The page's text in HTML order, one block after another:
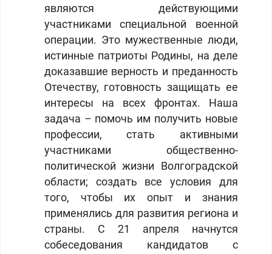
являются действующими
участниками специальной военной
операции. Это мужественные люди,
истинные патриоты Родины, на деле
доказавшие верность и преданность
Отечеству, готовность защищать ее
интересы на всех фронтах. Наша
задача – помочь им получить новые
профессии, стать активными
участниками общественно-
политической жизни Волгоградской
области; создать все условия для
того, чтобы их опыт и знания
применялись для развития региона и
страны. С 21 апреля начнутся
собеседования кандидатов с